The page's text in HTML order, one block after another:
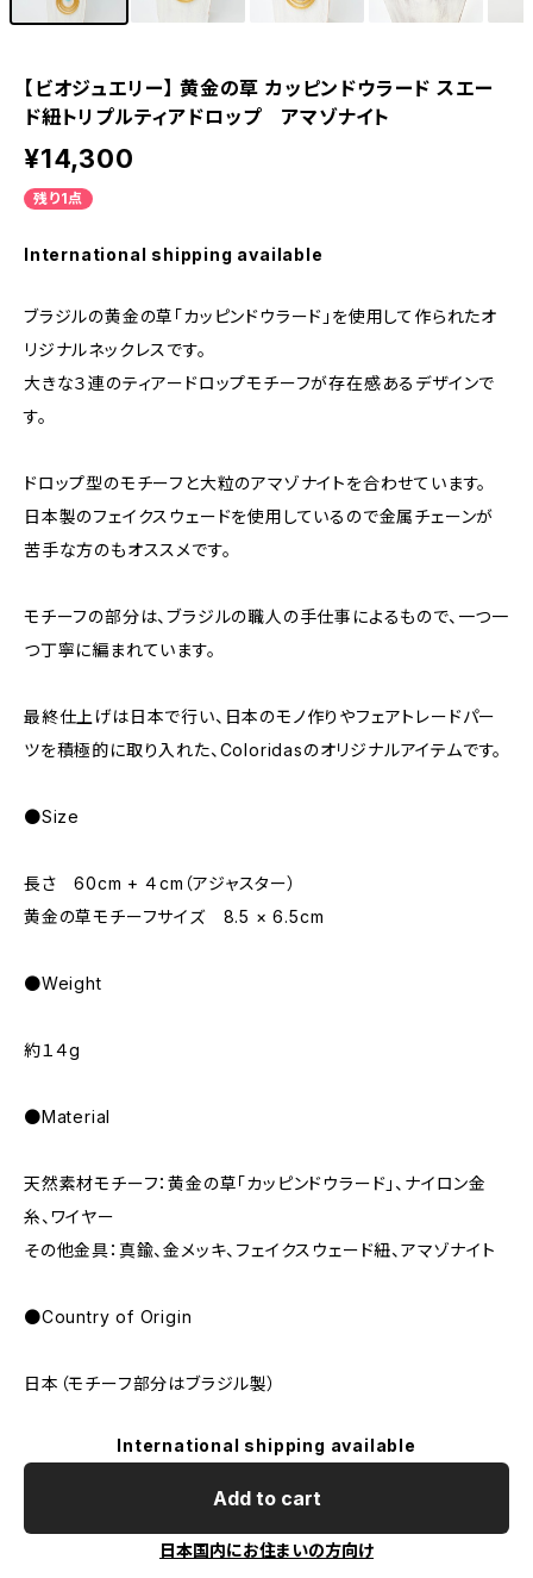
【ビオジュエリー】 黄金の草 カッピンドウラード スエー
ド紐トリプルティアドロップ アマゾナイト
¥14,300
残り1点
International shipping available
ブラジルの黄金の草「カッピンドウラード」を使用して作られたオ
リジナルネックレスです。
大きな３連のティアードロップモチーフが存在感あるデザインで
す。
ドロップ型のモチーフと大粒のアマゾナイトを合わせています。
日本製のフェイクスウェードを使用しているので金属チェーンが
苦手な方のもオススメです。
モチーフの部分は、ブラジルの職人の手仕事によるもので、一つ一
つ丁寧に編まれています。
最終仕上げは日本で行い、日本のモノ作りやフェアトレードパー
ツを積極的に取り入れた、Coloridasのオリジナルアイテムです。
●Size
長さ 60cm + ４cm（アジャスター）
黄金の草モチーフサイズ 8.5 × 6.5cm
●Weight
約１４g
●Material
天然素材モチーフ：黄金の草「カッピンドウラード」、ナイロン金
糸、ワイヤー
その他金具：真鍮、金メッキ、フェイクスウェード紐、アマゾナイト
●Country of Origin
日本（モチーフ部分はブラジル製）
International shipping available
Add to cart
日本国内にお住まいの方向け